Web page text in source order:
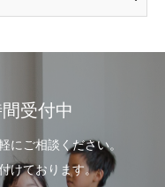
受付中
にご相談ください。
けております。